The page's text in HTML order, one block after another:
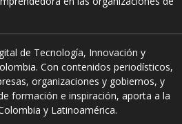
de Tecnología, Innovación y
Con contenidos periodísticos,
organizaciones y gobiernos, y
formación e inspiración, aporta a la
y Latinoamérica.